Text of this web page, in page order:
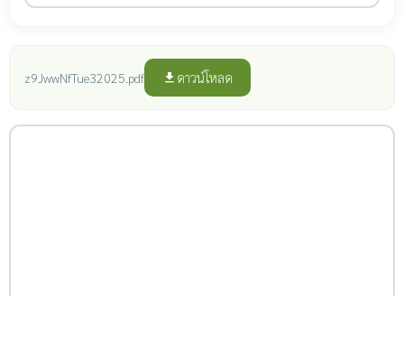
z9JwwNfTue32025.pdf file_download ดาวน์โหลด